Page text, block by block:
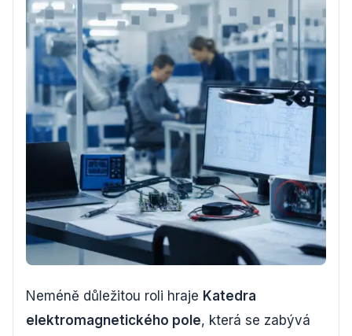
Neméně důležitou roli hraje Katedra
elektromagnetického pole, která se zabývá